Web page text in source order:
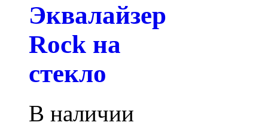
Эквалайзер
Rock на
стекло
В наличии